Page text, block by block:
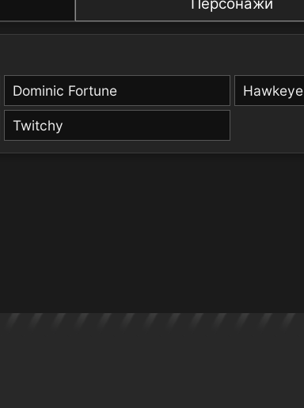
Dominic Fortune Hawkeye
Twitchy